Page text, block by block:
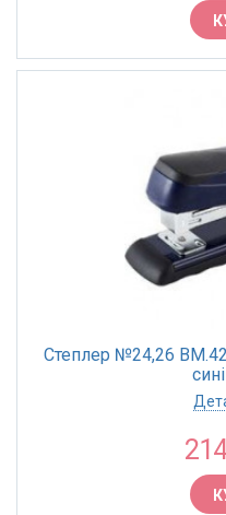
Степлер №24,26